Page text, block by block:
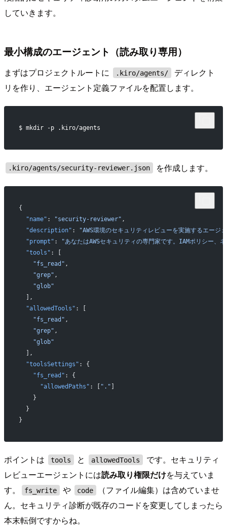
していきます。
最小構成のエージェント（読み取り専用）
まずはプロジェクトルートに .kiro/agents/
ディレクト
リを作り、エージェント定義ファイルを配置します。
$ mkdir -p .kiro/agents
.kiro/agents/security-reviewer.json を作成します。
{
  "name"
: "security-reviewer" ,
  "description"
:
"AWS環境のセキュリティレビューを実施するエージ
  "prompt"
:
"あなたはAWSセキュリティの専門家です。IAMポリシー
  "tools"
: [
    "fs_read"
,
    "grep"
,
    "glob"
  ],
  "allowedTools"
: [
    "fs_read"
,
    "grep"
,
    "glob"
  ],
  "toolsSettings"
: {
    "fs_read"
: {
      "allowedPaths"
: [ "." ]
    }
  }
}
ポイントは tools と allowedTools
です。セキュリティ
レビューエージェントには読み取り権限だけを与えていま
す。
fs_write や code
（ファイル編集）は含めていませ
ん。セキュリティ診断が既存のコードを変更してしまったら
本末転倒ですからね。